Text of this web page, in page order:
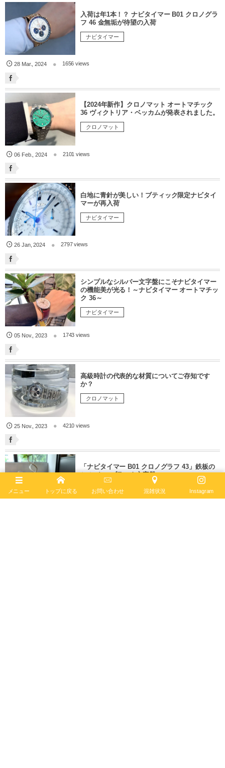
入荷は年1本！？ ナビタイマー B01 クロノグラ
フ 46 金無垢が待望の入荷
ナビタイマー
28 Mar. ,2024 1656 views
【2024年新作】クロノマット オートマチック
36 ヴィクトリア・ベッカムが発表されました。
クロノマット
06 Feb. ,2024 2101 views
白地に青針が美しい！ブティック限定ナビタイ
マーが再入荷
ナビタイマー
26 Jan,2024 2797 views
シンプルなシルバー文字盤にこそナビタイマー
の機能美が光る！～ナビタイマー オートマチッ
ク 36～
ナビタイマー
05 Nov. ,2023 1743 views
高級時計の代表的な材質についてご存知です
か？
クロノマット
25 Nov. ,2023 4210 views
「ナビタイマー B01 クロノグラフ 43」鉄板の
シルバー×ブラック文字盤
ナビタイマー
メニュー トップに戻る お問い合わせ 混雑状況 Instagram